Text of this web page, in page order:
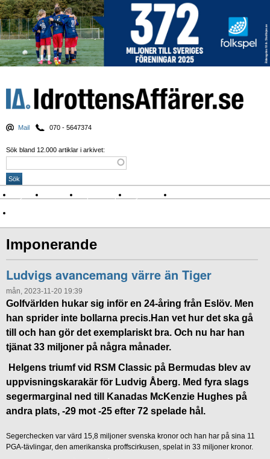
Mail 070 - 5647374
Sök bland 12.000 artiklar i arkivet:
Nyheter Krönikor Sport & spel Nyhetsbrev
Imponerande
Ludvigs avancemang värre än Tiger
mån, 2023-11-20 19:39
Golfvärlden hukar sig inför en 24-åring från Eslöv. Men
han sprider inte bollarna precis.Han vet hur det ska gå
till och han gör det exemplariskt bra. Och nu har han
tjänat 33 miljoner på några månader.
Helgens triumf vid RSM Classic på Bermudas blev av
uppvisningskarakär för Ludvig Åberg. Med fyra slags
segermarginal ned till Kanadas McKenzie Hughes på
andra plats, -29 mot -25 efter 72 spelade hål.
Segerchecken var värd 15,8 miljoner svenska kronor och han har på sina 11
PGA-tävlingar, den amerikanska proffscirkusen, spelat in 33 miljoner kronor.